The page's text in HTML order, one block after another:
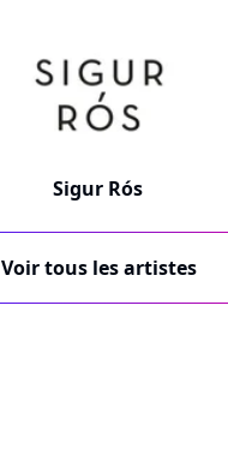
Sigur Rós
Voir tous les artistes